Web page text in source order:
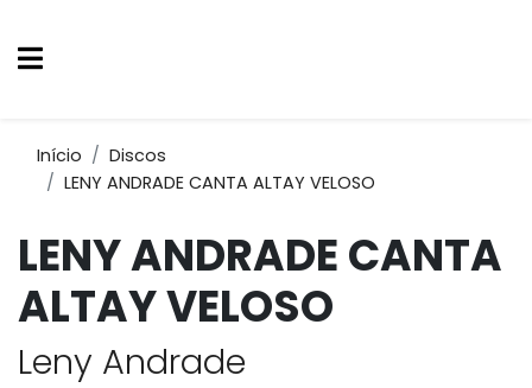
Início
Discos
LENY ANDRADE CANTA ALTAY VELOSO
LENY ANDRADE CANTA
ALTAY VELOSO
Leny Andrade